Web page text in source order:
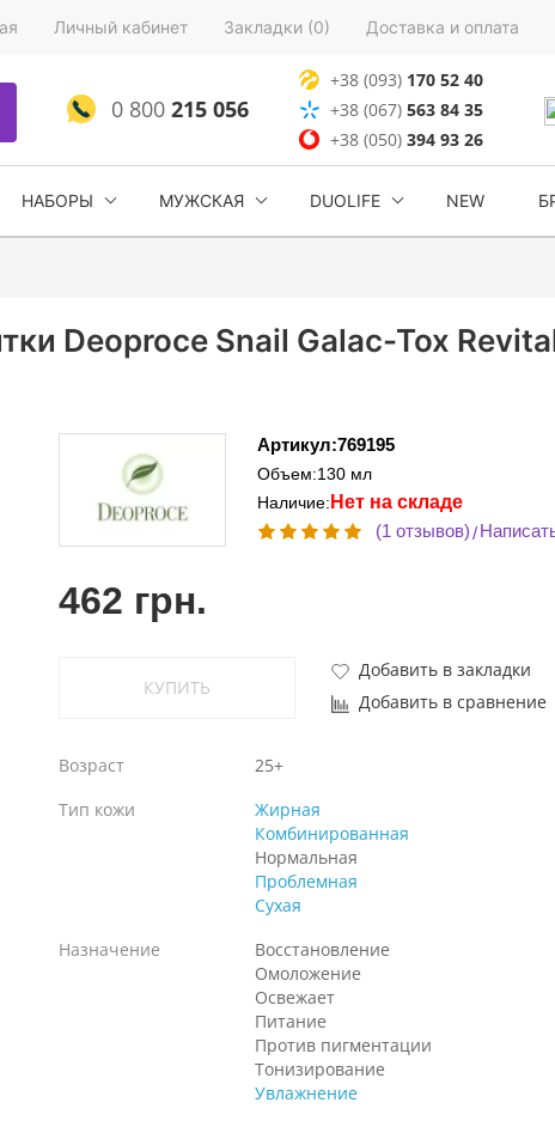
Личный кабинет Закладки (0) Доставка и оплата
0 800215 056
+38 (093) 170 52 40
+38 (067) 563 84 35
+38 (050)394 93 26
НАБОРЫ МУЖСКАЯ DUOLIFE NEW
Deoproce Snail Galac-Tox
Артикул:769195
Объем:130 мл
Наличие: Нет на складе
(1 отзывов)/
462 грн.
КУПИТЬ
Добавить в закладки
Добавить в сравнение
Возраст
25+
Тип кожи
Жирная
Комбинированная
Нормальная
Проблемная
Сухая
Назначение
Восстановление
Омоложение
Освежает
Питание
Против пигментации
Тонизирование
Увлажнение